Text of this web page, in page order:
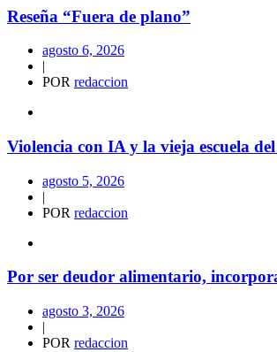
Reseña “Fuera de plano”
agosto 6, 2026
|
POR redaccion
Violencia con IA y la vieja escuela
agosto 5, 2026
|
POR redaccion
Por ser deudor alimentario,
agosto 3, 2026
|
POR redaccion